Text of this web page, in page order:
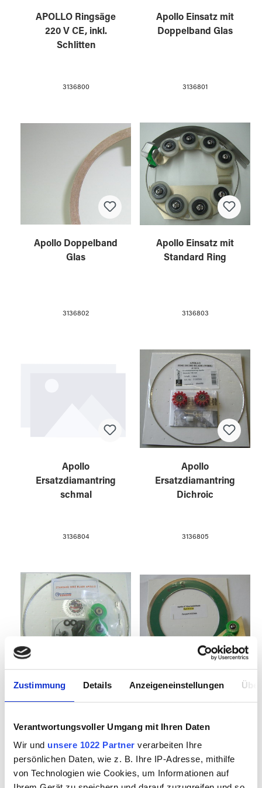
Zustimmung Details Anzeigeneinstellungen
Verantwortungsvoller Umgang mit Ihren Daten
Wir und unsere 1022 Partner verarbeiten Ihre
persönlichen Daten, wie z. B. Ihre IP-Adresse, mithilfe
von Technologien wie Cookies, um Informationen auf
APOLLO Ringsäge
220 V CE, inkl.
Schlitten
3136800
Apollo Einsatz mit
Doppelband Glas
3136801
Apollo Doppelband
Glas
3136802
Apollo Einsatz mit
Standard Ring
3136803
Apollo
Ersatzdiamantring
schmal
3136804
Apollo
Ersatzdiamantring
Dichroic
3136805
standard
3136806 3136807